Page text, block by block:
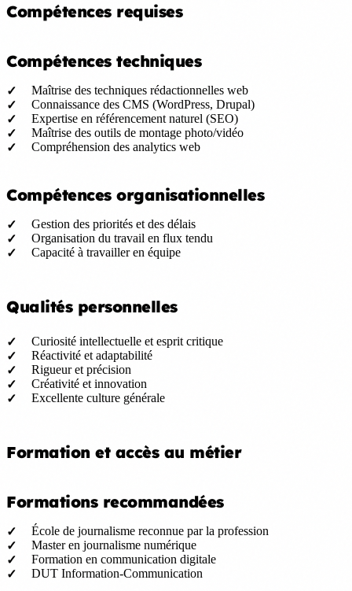
Compétences requises
Compétences techniques
Maîtrise des techniques rédactionnelles web
Connaissance des CMS (WordPress, Drupal)
Expertise en référencement naturel (SEO)
Maîtrise des outils de montage photo/vidéo
Compréhension des analytics web
Compétences organisationnelles
Gestion des priorités et des délais
Organisation du travail en flux tendu
Capacité à travailler en équipe
Qualités personnelles
Curiosité intellectuelle et esprit critique
Réactivité et adaptabilité
Rigueur et précision
Créativité et innovation
Excellente culture générale
Formation et accès au métier
Formations recommandées
École de journalisme reconnue par la profession
Master en journalisme numérique
Formation en communication digitale
DUT Information-Communication